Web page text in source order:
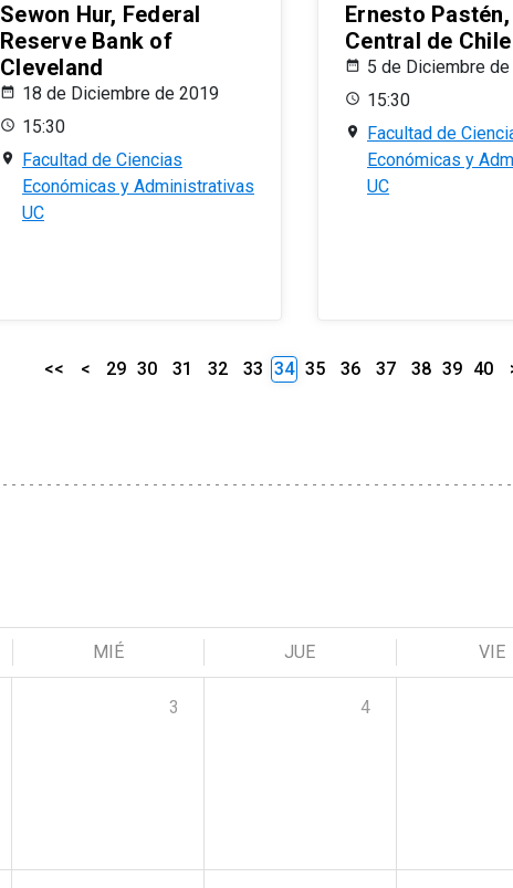
Sewon Hur, Federal
Reserve Bank of
Cleveland
18 de Diciembre de 2019
15:30
Facultad de Ciencias
Económicas y Administrativas
UC
Ernesto
Central de Chile
5 de Diciembre
15:30
Facultad de
Económicas y
UC
<< < 29 30 31 32 33 34 35 36 37 38 39 40
MIÉ JUE VIE
3 4